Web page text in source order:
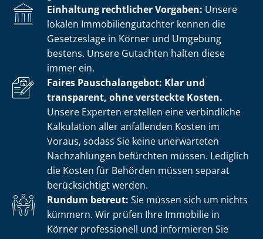
Einhaltung rechtlicher Vorgaben: Unsere
lokalen Im­mo­bi­li­en­gut­ach­ter kennen die
Gesetzeslage in Körner und Umgebung
bestens. Unsere Gutachten halten diese
immer ein.
Faires Pauschalangebot: Klar und
transparent, ohne versteckte Kosten.
Unsere Experten erstellen eine verbindliche
Kalkulation aller anfallenden Kosten im
Voraus, sodass Sie keine unerwarteten
Nachzahlungen befürchten müssen. Lediglich
die Kosten für Behörden müssen separat
berücksichtigt werden.
Rundum betreut: Sie müssen sich um nichts
kümmern. Wir prüfen Ihre Immobilie in
Körner professionell und informieren Sie